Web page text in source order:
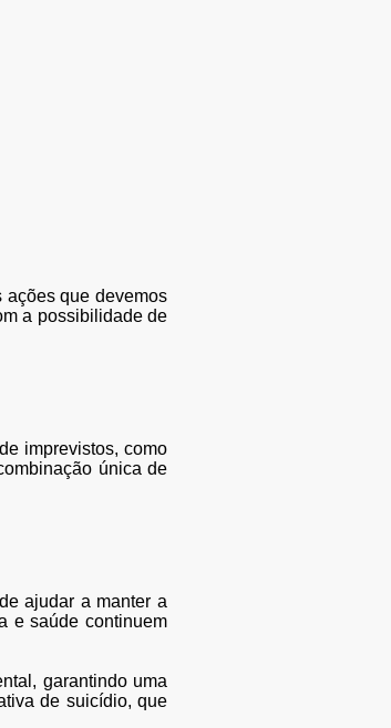
ações que devemos
a possibilidade de
imprevistos, como
única de
ajudar a manter a
e saúde continuem
garantindo uma
de suicídio, que